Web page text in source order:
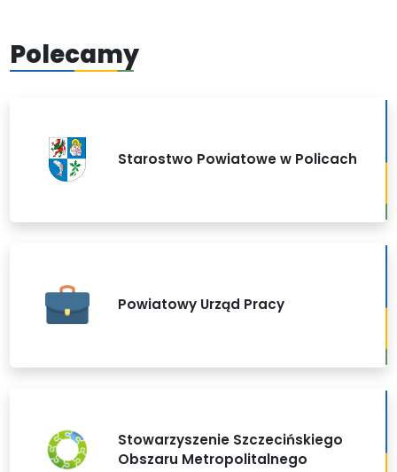
Polecamy
Starostwo Powiatowe w Policach
Powiatowy Urząd Pracy
Stowarzyszenie Szczecińskiego
Obszaru Metropolitalnego